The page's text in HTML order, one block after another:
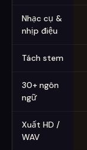
Nhạc cụ &
nhịp điệu
Tách stem
30+ ngôn
ngữ
Xuất HD /
WAV